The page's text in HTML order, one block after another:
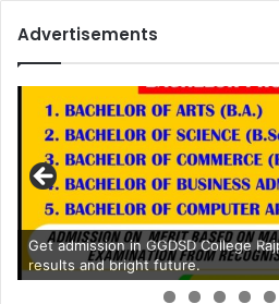
Advertisements
Get admission in GGDSD College
results and bright future.